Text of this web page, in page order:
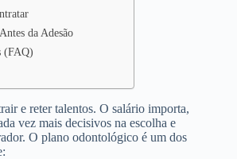
da Adesão
(FAQ)
e reter talentos. O salário importa,
vez mais decisivos na escolha e
O plano odontológico é um dos